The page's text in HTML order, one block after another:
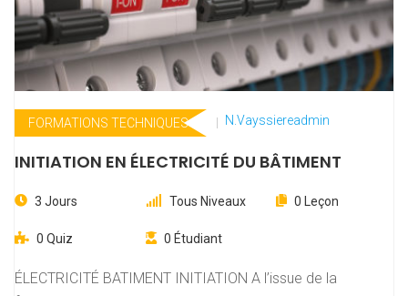
FORMATIONS TECHNIQUES N.vayssiereadmin
INITIATION EN ÉLECTRICITÉ DU BÂTIMENT
3 Jours Tous Niveaux 0 Leçon
0 Quiz 0 Étudiant
ÉLECTRICITÉ BATIMENT INITIATION A l’issue de la